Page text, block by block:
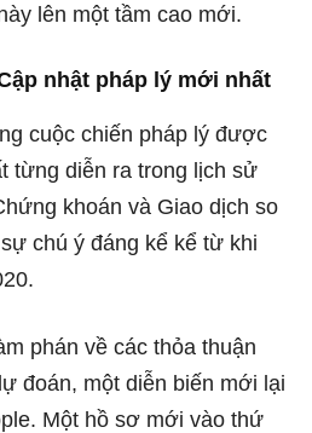
lên một tầm cao mới.
nhật pháp lý mới nhất
cuộc chiến pháp lý được
từng diễn ra trong lịch sử
khoán và Giao dịch so
chú ý đáng kể kể từ khi
phán về các thỏa thuận
đoán, một diễn biến mới lại
Một hồ sơ mới vào thứ